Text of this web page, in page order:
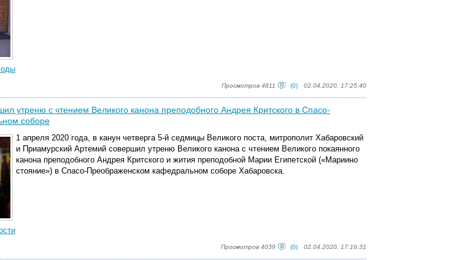
Просмотров 4811 (0) 02.04.2020, 17:25:40
утреню с чтением Великого канона преподобного Андрея Критского в Спасо-
соборе
1 апреля 2020 года, в канун четверга 5-й седмицы Великого поста, митрополит Хабаровский
и Приамурский Артемий совершил утреню Великого канона с чтением Великого покаянного
канона преподобного Андрея Критского и жития преподобной Марии Египетской («Мариино
стояние») в Спасо-Преображенском кафедральном соборе Хабаровска.
Просмотров 4039 (0) 02.04.2020, 17:16:31